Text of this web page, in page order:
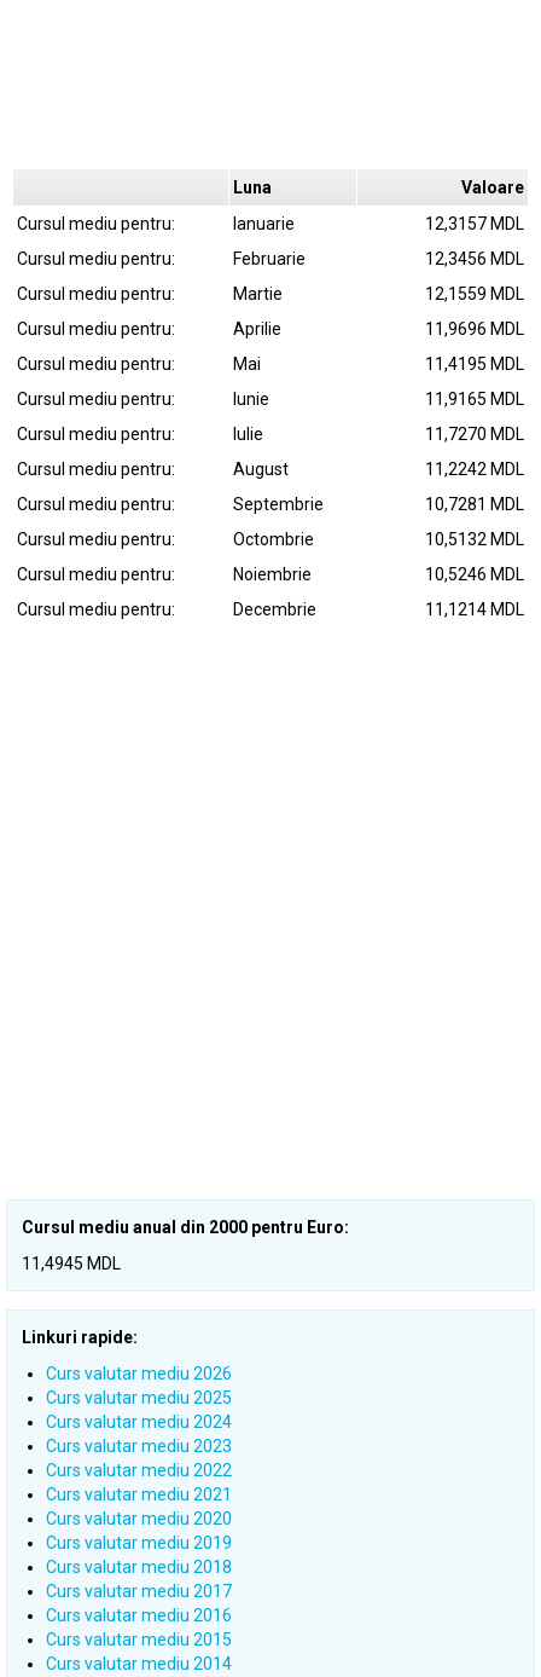
Luna
Valoare
Cursul mediu pentru:
Ianuarie
12,3157 MDL
Cursul mediu pentru:
Februarie
12,3456 MDL
Cursul mediu pentru:
Martie
12,1559 MDL
Cursul mediu pentru:
Aprilie
11,9696 MDL
Cursul mediu pentru:
Mai
11,4195 MDL
Cursul mediu pentru:
Iunie
11,9165 MDL
Cursul mediu pentru:
Iulie
11,7270 MDL
Cursul mediu pentru:
August
11,2242 MDL
Cursul mediu pentru:
Septembrie
10,7281 MDL
Cursul mediu pentru:
Octombrie
10,5132 MDL
Cursul mediu pentru:
Noiembrie
10,5246 MDL
Cursul mediu pentru:
Decembrie 11,1214 MDL
Cursul mediu anual din 2000 pentru Euro:
11,4945 MDL
Linkuri rapide:
Curs valutar mediu 2026
Curs valutar mediu 2025
Curs valutar mediu 2024
Curs valutar mediu 2023
Curs valutar mediu 2022
Curs valutar mediu 2021
Curs valutar mediu 2020
Curs valutar mediu 2019
Curs valutar mediu 2018
Curs valutar mediu 2017
Curs valutar mediu 2016
Curs valutar mediu 2015
Curs valutar mediu 2014